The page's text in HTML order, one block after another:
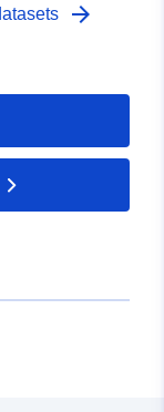
arrow_forward